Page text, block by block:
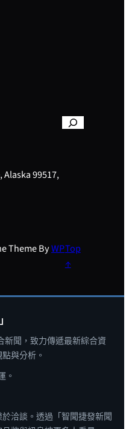
Alaska 99517,
Theme ByWPTop
↑
新聞，致力傳遞最新綜合資
與分析。
。
洽談。透過「智聞捷發新聞